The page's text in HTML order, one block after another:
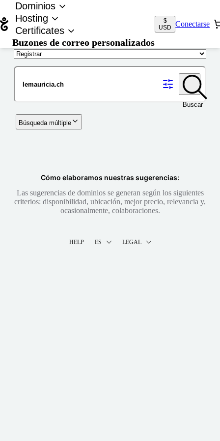
Dominios
Hosting
Certificates
Buzones de correo personalizados
$
USD
Conectarse
Buscar
Búsqueda múltiple
Cómo elaboramos nuestras sugerencias:
Las sugerencias de dominios se generan según los siguientes
criterios: disponibilidad, ubicación, mejor precio, relevancia y,
ocasionalmente, colaboraciones.
HELP ES LEGAL